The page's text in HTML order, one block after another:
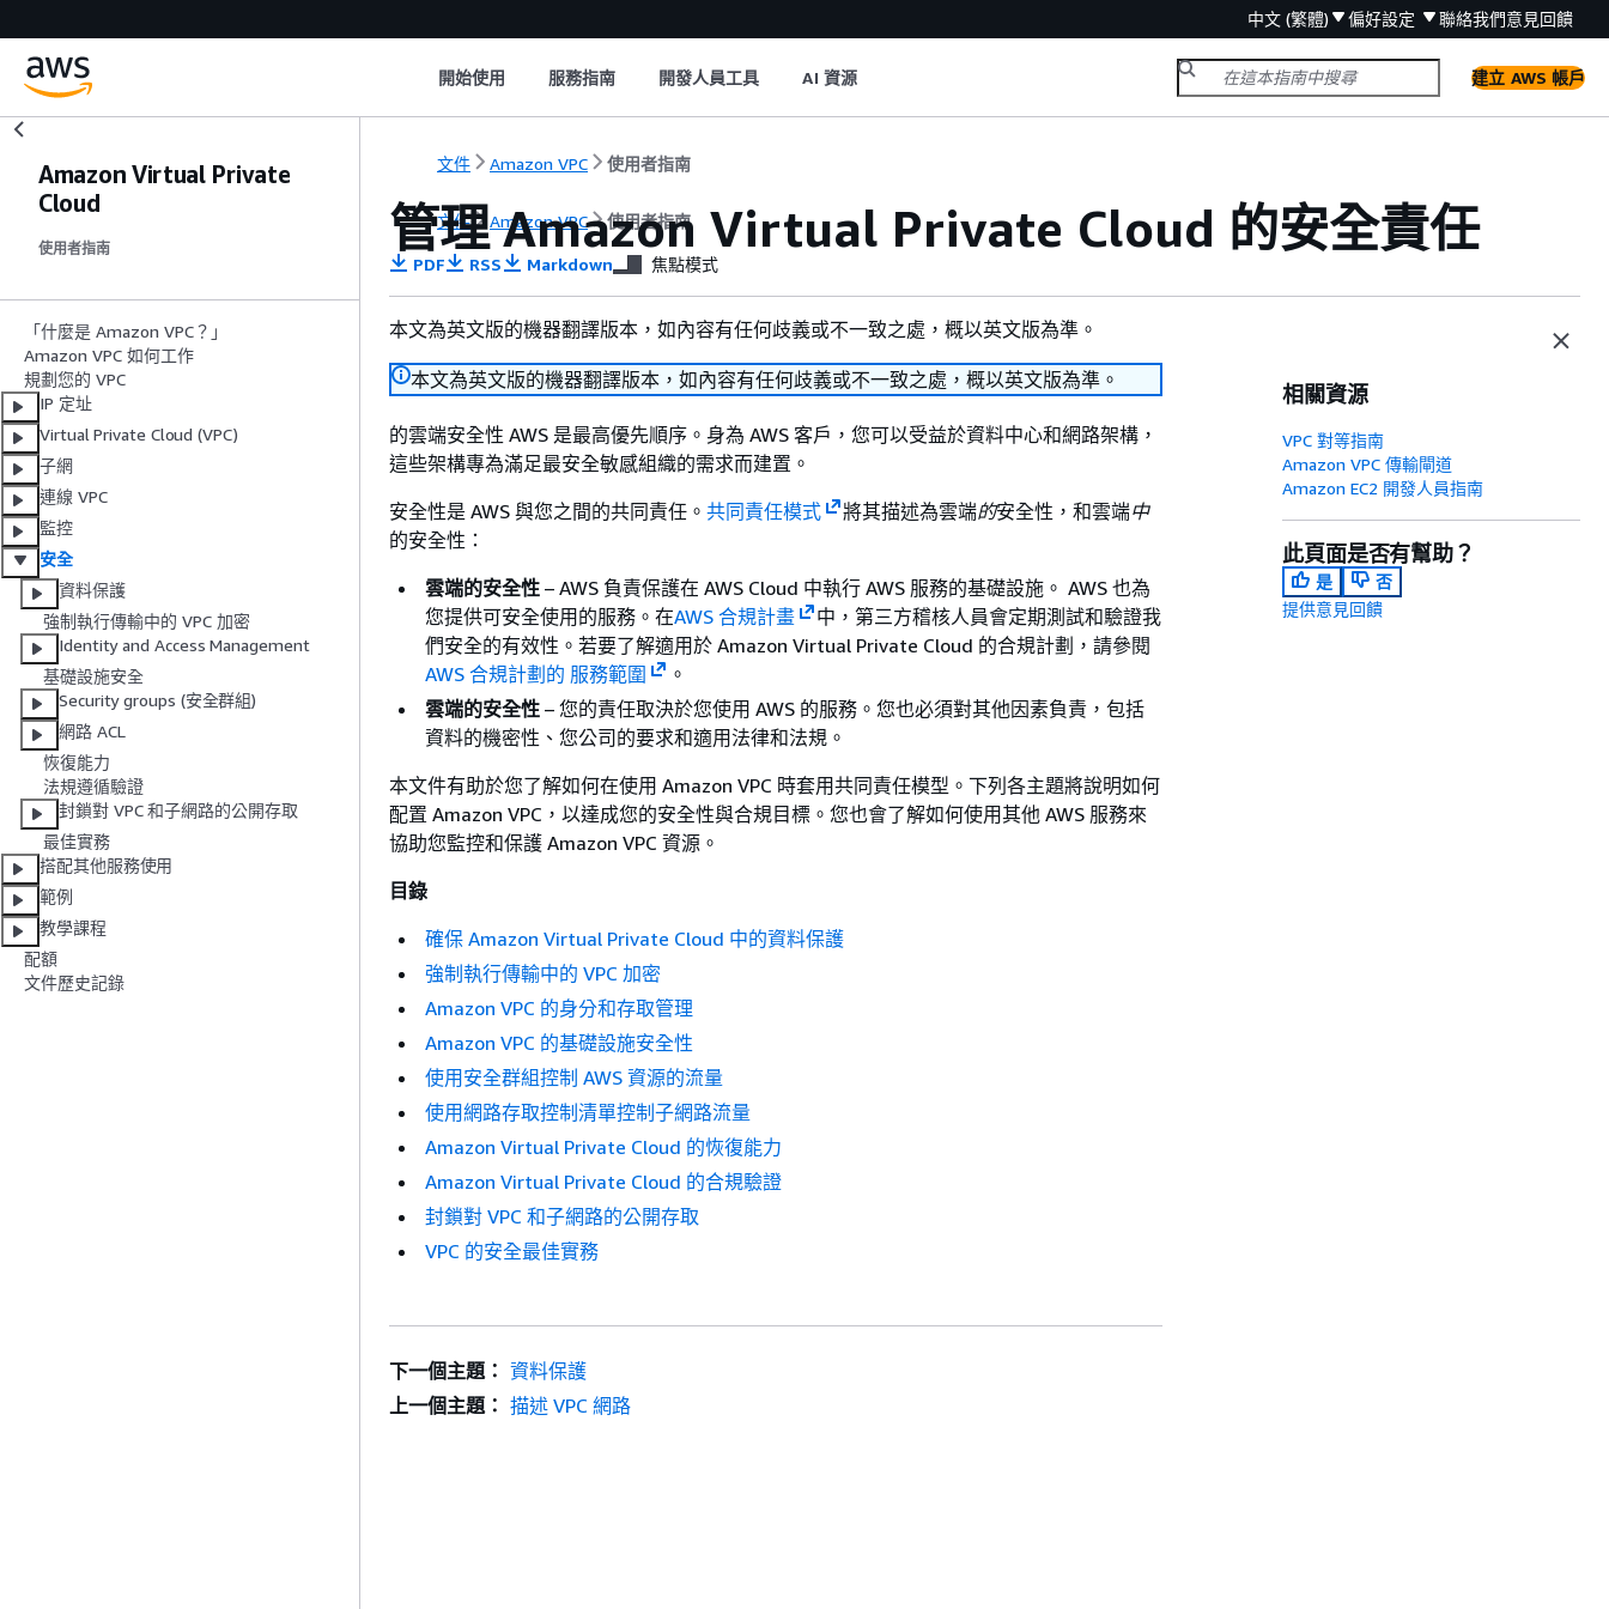
中文 (繁體) 偏好設定 聯絡我們意見回饋
開始使用 服務指南 開發人員工具 AI 資源 建立 AWS 帳戶
Amazon Virtual Private
Cloud
使用者指南
「什麼是 Amazon VPC？」
Amazon VPC 如何工作
規劃您的 VPC
IP 定址
Virtual Private Cloud (VPC)
子網
連線 VPC
監控
安全
資料保護
強制執行傳輸中的 VPC 加密
Identity and Access Management
基礎設施安全
Security groups (安全群組)
網路 ACL
恢復能力
法規遵循驗證
封鎖對 VPC 和子網路的公開存取
最佳實務
搭配其他服務使用
範例
教學課程
配額
文件歷史記錄
文件 Amazon VPC 使用者指南
文件 Amazon VPC 使用者指南
管理 Amazon Virtual Private Cloud 的安全責任
PDF RSS Markdown 焦點模式
本文為英文版的機器翻譯版本，如內容有任何歧義或不一致之處，概以英文版為準。
本文為英文版的機器翻譯版本，如內容有任何歧義或不一致之處，概以英文版為準。
的雲端安全性 AWS 是最高優先順序。身為 AWS 客戶，您可以受益於資料中心和網路架構，
這些架構專為滿足最安全敏感組織的需求而建置。
安全性是 AWS 與您之間的共同責任。 共同責任模式 將其描述為雲端的安全性，和雲端中
的安全性：
雲端的安全性 – AWS 負責保護在 AWS Cloud 中執行 AWS 服務的基礎設施。 AWS 也為
您提供可安全使用的服務。在AWS 合規計畫
中，第三方稽核人員會定期測試和驗證我
們安全的有效性。 若要了解適用於 Amazon Virtual Private Cloud 的合規計劃，請參閱
AWS 合規計劃的 服務範圍
。
雲端的安全性 – 您的責任取決於您使用 AWS 的服務。您也必須對其他因素負責，包括
資料的機密性、您公司的要求和適用法律和法規。
本文件有助於您了解如何在使用 Amazon VPC 時套用共同責任模型。下列各主題將說明如何
配置 Amazon VPC，以達成您的安全性與合規目標。您也會了解如何使用其他 AWS 服務來
協助您監控和保護 Amazon VPC 資源。
目錄
確保 Amazon Virtual Private Cloud 中的資料保護
強制執行傳輸中的 VPC 加密
Amazon VPC 的身分和存取管理
Amazon VPC 的基礎設施安全性
使用安全群組控制 AWS 資源的流量
使用網路存取控制清單控制子網路流量
Amazon Virtual Private Cloud 的恢復能力
Amazon Virtual Private Cloud 的合規驗證
封鎖對 VPC 和子網路的公開存取
VPC 的安全最佳實務
相關資源
VPC 對等指南
Amazon VPC 傳輸閘道
Amazon EC2 開發人員指南
此頁面是否有幫助？
是
否
提供意見回饋
下一個主題： 資料保護
上一個主題： 描述 VPC 網路